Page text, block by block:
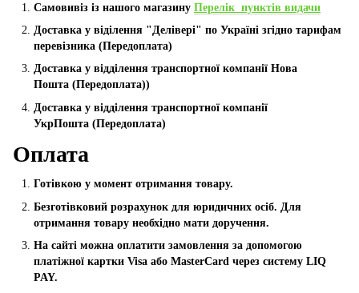
Самовивіз із нашого магазину Перелік пунктів видачи
Доставка у віділення "Делівері" по Україні згідно тарифам
перевізника (Передоплата)
Доставка у відділення транспортної компанії Нова
Пошта (Передоплата))
Доставка у відділення транспортної компанії
УкрПошта (Пeредоплата)
Оплата
Готівкою у момент отримання товару.
Безготівковий розрахунок для юридичних осіб. Для
отримання товару необхідно мати доручення.
На сайті можна оплатити замовлення за допомогою
платіжної картки Visa або MasterCard через систему LIQ
PAY.